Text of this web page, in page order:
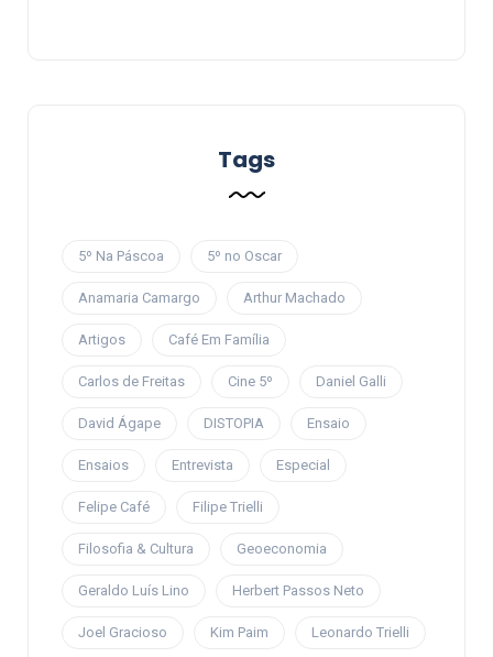
Tags
5º Na Páscoa 5º no Oscar
Anamaria Camargo Arthur Machado
Artigos Café Em Família
Carlos de Freitas Cine 5º Daniel Galli
David Ágape DISTOPIA Ensaio
Ensaios Entrevista Especial
Felipe Café Filipe Trielli
Filosofia & Cultura Geoeconomia
Geraldo Luís Lino Herbert Passos Neto
Joel Gracioso Kim Paim Leonardo Trielli